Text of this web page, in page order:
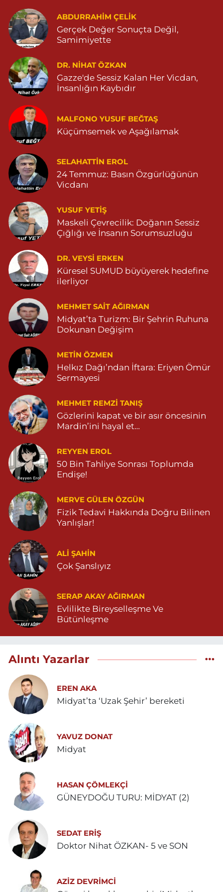
0 (482) 313 07 47 Yol Tarifi Al
Sarohan Eczanesi
ZEYTNPINAR MAHALLESİ ROJ CADDESİ NO:30 A derik devlet
hastanesi karşısı 05425113484
0 (542) 511 34 84 Yol Tarifi Al
Eymen Eczanesi
POYRAZ MAHALLE MEVLANA SOKAK NO:5A 05343032144
0 (534) 303 21 44 Yol Tarifi Al
Yeni Eczanesi
YENİ MAHALLE 3086 SOKAK NO:2 4 04825413156
0 (482) 541 31 56 Yol Tarifi Al
İlknur Eczanesi
GÜL MAH. VATAN CAD. NO:2A 04825911091
0 (482) 591 10 91
Turan Eczanesi
TEPEBAŞI MAHALLE KISMETLİ CADDE NO:59D SAĞLIK OCAĞI
YANI 04823813670
0 (482) 381 36 70 Yol Tarifi Al
ABDURRAHIM ÇELİK
Gerçek Değer Sonuçta Değil,
Samimiyette
DR. NIHAT ÖZKAN
Gazze'de Sessiz Kalan Her Vicdan,
İnsanlığın Kaybıdır
MALFONO YUSUF BEĞTAŞ
Küçümsemek ve Aşağılamak
SELAHATTIN EROL
24 Temmuz: Basın Özgürlüğünün
Vicdanı
YUSUF YETİŞ
Maskeli Çevrecilik: Doğanın Sessiz
Çığlığı ve İnsanın Sorumsuzluğu
DR. VEYSI ERKEN
Küresel SUMUD büyüyerek hedefine
ilerliyor
MEHMET SAIT AĞIRMAN
Midyat’ta Turizm: Bir Şehrin Ruhuna
Dokunan Değişim
METIN ÖZMEN
Helkız Dağı’ndan İftara: Eriyen Ömür
Sermayesi
MEHMET REMZI TANIŞ
Gözlerini kapat ve bir asır öncesinin
Mardin’ini hayal et…
REYYEN EROL
50 Bin Tahliye Sonrası Toplumda
Endişe!
MERVE GÜLEN ÖZGÜN
Fizik Tedavi Hakkında Doğru Bilinen
Yanlışlar!
ALI ŞAHİN
Çok Şanslıyız
SERAP AKAY AĞIRMAN
Evlilikte Bireyselleşme Ve
Bütünleşme
Alıntı Yazarlar
EREN AKA
Midyat’ta ‘Uzak Şehir’ bereketi
YAVUZ DONAT
Midyat
HASAN ÇÖMLEKÇİ
GÜNEYDOĞU TURU: MİDYAT (2)
SEDAT ERİŞ
Doktor Nihat ÖZKAN- 5 ve SON
AZIZ DEVRIMCI